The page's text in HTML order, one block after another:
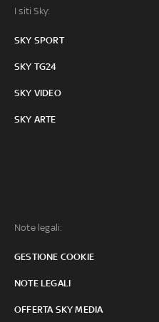
I siti Sky:
SKY SPORT
SKY TG24
SKY VIDEO
SKY ARTE
Note legali:
GESTIONE COOKIE
NOTE LEGALI
OFFERTA SKY MEDIA